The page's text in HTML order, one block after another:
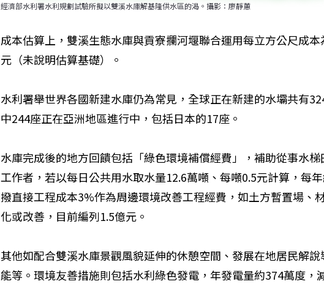
經濟部水利署水利規劃試驗所擬以雙溪水庫解基隆供水區的渴。攝影：廖靜蕙
成本估算上，雙溪生態水庫與貢寮攔河堰聯合運用每立方公尺成
元（未說明估算基礎）。
水利署舉世界各國新建水庫仍為常見，全球正在新建的水壩共有
中244座正在亞洲地區進行中，包括日本的17座。
水庫完成後的地方回饋包括「綠色環境補償經費」，補助從事水
工作者，若以每日公共用水取水量12.6萬噸、每噸0.5元計算，每
撥直接工程成本3%作為周邊環境改善工程經費，如土方暫置場、
化或改善，目前編列1.5億元。
其他如配合雙溪水庫景觀風貌延伸的休憩空間、發展在地居民解
能等。環境友善措施則包括水利綠色發電，年發電量約374萬度，